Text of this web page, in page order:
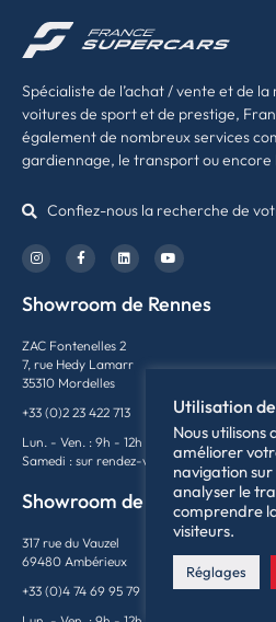
Spécialiste de l’achat / vente et de
voitures de sport et de prestige,
également de nombreux services
gardiennage, le transport ou encore
Confiez-nous la recherche de
Showroom de Rennes
ZAC Fontenelles 2
7, rue Hedy Lamarr
35310 Mordelles
+33 (0)2 23 422 713
Lun. - Ven. : 9h - 12h / 14h - 19h
Samedi : sur rendez-vous
Showroom de Lyon
317 rue du Vauzel
69480 Ambérieux
+33 (0)4 74 69 95 79
Utilisation
Nous utilisons
améliorer
navigation
analyser le
comprendre
visiteurs.
Réglages